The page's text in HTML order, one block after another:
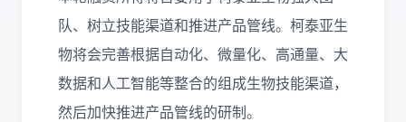
队、树立技能渠道和推进产品管线。柯泰亚生
物将会完善根据自动化、微量化、高通量、大
数据和人工智能等整合的组成生物技能渠道，
然后加快推进产品管线的研制。